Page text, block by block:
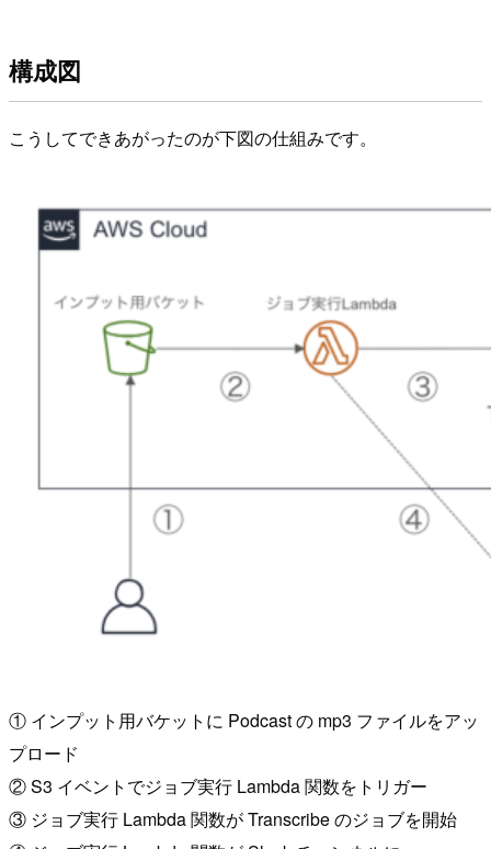
構成図
こうしてできあがったのが下図の仕組みです。
① インプット用バケットに Podcast の mp3 ファイルをアッ
プロード
② S3 イベントでジョブ実行 Lambda 関数をトリガー
③ ジョブ実行 Lambda 関数が Transcribe のジョブを開始